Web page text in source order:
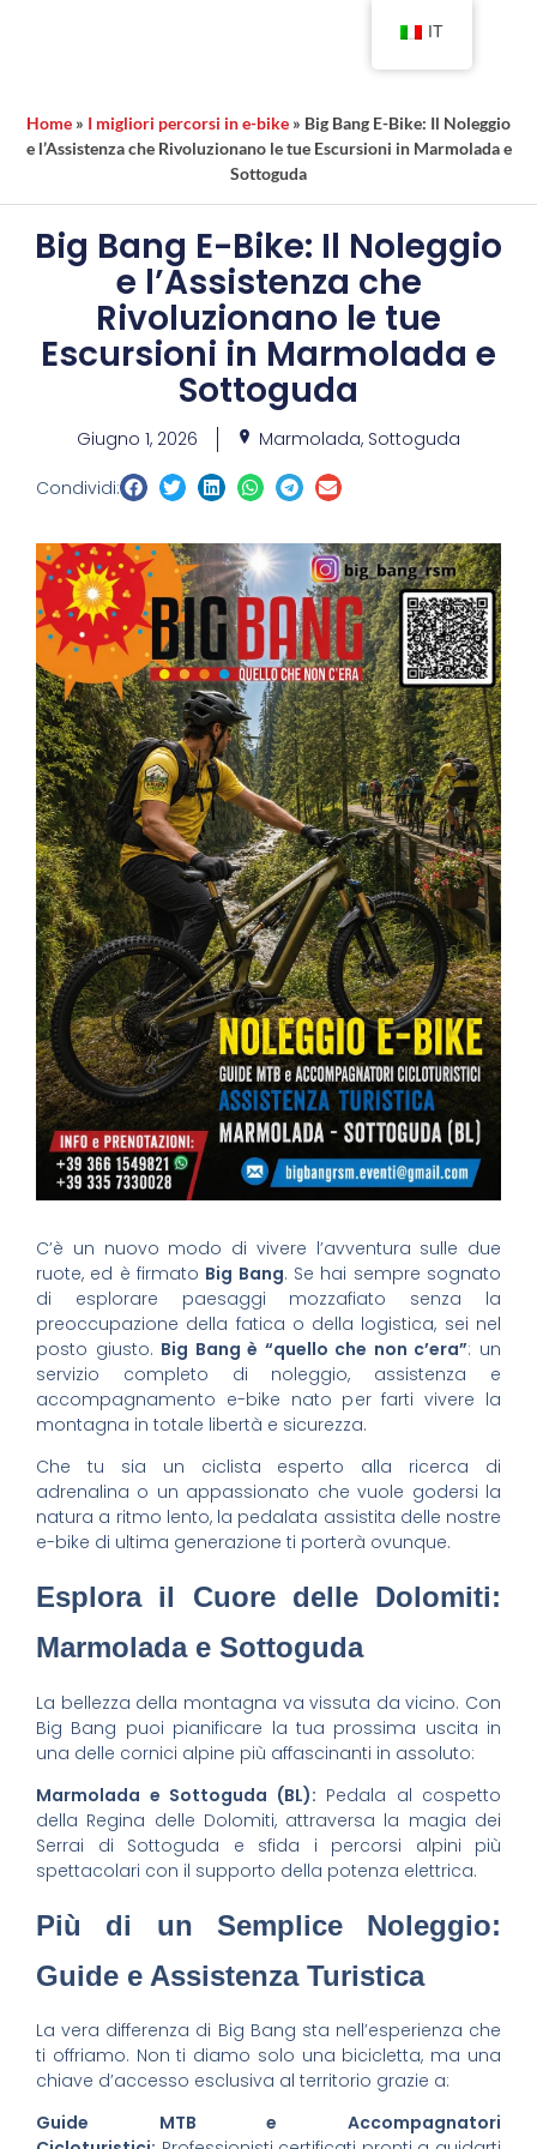
Home » I migliori percorsi in e-bike » Big Bang E-Bike: Il Noleggio
e l’Assistenza che Rivoluzionano le tue Escursioni in Marmolada e
Sottoguda
Big Bang E-Bike: Il Noleggio
e l’Assistenza che
Rivoluzionano le tue
Escursioni in Marmolada e
Sottoguda
Giugno 1, 2026 Marmolada, Sottoguda
Condividi:
C’è un nuovo modo di vivere l’avventura sulle due
ruote, ed è firmato Big Bang. Se hai sempre sognato
di esplorare paesaggi mozzafiato senza la
preoccupazione della fatica o della logistica, sei nel
posto giusto. Big Bang è “quello che non c’era”: un
servizio completo di noleggio, assistenza e
accompagnamento e-bike nato per farti vivere la
montagna in totale libertà e sicurezza.
Che tu sia un ciclista esperto alla ricerca di
adrenalina o un appassionato che vuole godersi la
natura a ritmo lento, la pedalata assistita delle nostre
e-bike di ultima generazione ti porterà ovunque.
Esplora il Cuore delle Dolomiti:
Marmolada e Sottoguda
La bellezza della montagna va vissuta da vicino. Con
Big Bang puoi pianificare la tua prossima uscita in
una delle cornici alpine più affascinanti in assoluto:
Marmolada e Sottoguda (BL): Pedala al cospetto
della Regina delle Dolomiti, attraversa la magia dei
Serrai di Sottoguda e sfida i percorsi alpini più
spettacolari con il supporto della potenza elettrica.
Più di un Semplice Noleggio:
Guide e Assistenza Turistica
La vera differenza di Big Bang sta nell’esperienza che
ti offriamo. Non ti diamo solo una bicicletta, ma una
chiave d’accesso esclusiva al territorio grazie a:
Guide MTB e Accompagnatori
IT